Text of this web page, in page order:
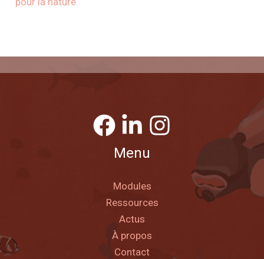
Menu
Modules
Ressources
Actus
À propos
Contact